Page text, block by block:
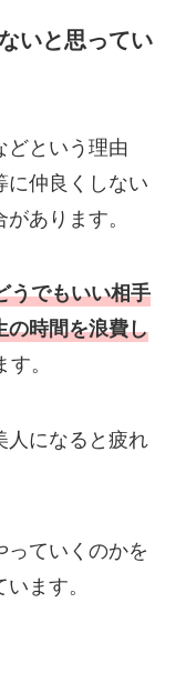
いと思ってい
どという理由
に仲良くしない
あります。
うでもいい相手
の時間を浪費し
。
人になると疲れ
っていくのかを
ます。